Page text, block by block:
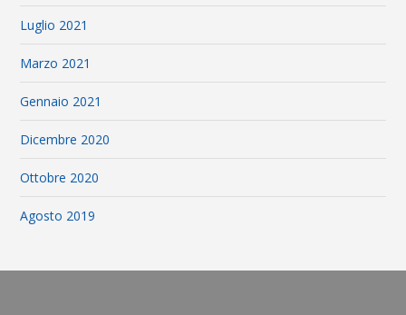
Luglio 2021
Marzo 2021
Gennaio 2021
Dicembre 2020
Ottobre 2020
Agosto 2019